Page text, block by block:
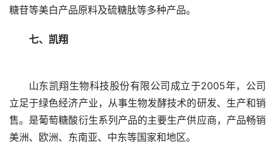
糖苷等美白产品原料及硫糖肽等多种产品。
七、凯翔
山东凯翔生物科技股份有限公司成立于2005年，公司
立足于绿色经济产业，从事生物发酵技术的研发、生产和销
售。是葡萄糖酸衍生系列产品的主要生产供应商，产品畅销
美洲、欧洲、东南亚、中东等国家和地区。